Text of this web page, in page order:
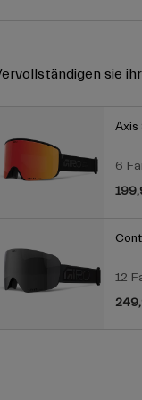
sie
Axis
6
12